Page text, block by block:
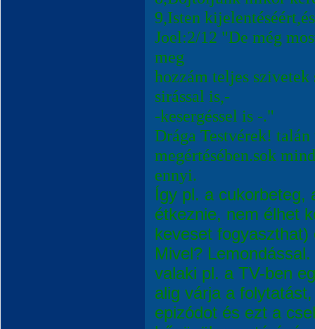
9,Isten
Joel:2/12 "De még
meg
hozzám teljes
sirással is,-
-kesergéssel is -."
Drága Testvérek!
megértésében.sok
ennyi.
Így pl. a cukorbeteg,
étkeznie, nem élhet
keveset
Mivel?
valaki pl. a TV-ben
alig várja a
epizódot és ezt a